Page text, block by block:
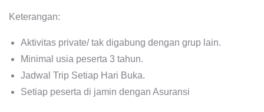
Keterangan:
Aktivitas private/ tak digabung dengan grup lain.
Minimal usia peserta 3 tahun.
Jadwal Trip Setiap Hari Buka.
Setiap peserta di jamin dengan Asuransi